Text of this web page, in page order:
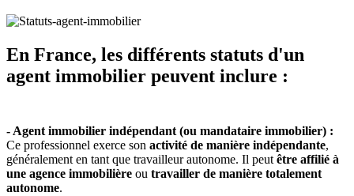
En France, les différents statuts d'un
agent immobilier peuvent inclure :
- Agent immobilier indépendant (ou mandataire immobilier) :
Ce professionnel exerce son activité de manière indépendante,
généralement en tant que travailleur autonome. Il peut être affilié à
une agence immobilière ou travailler de manière totalement
autonome.